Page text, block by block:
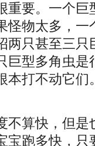
要。一个巨
怪物太多，一
两只甚至三只
巨型多角虫是
本打不动它们
算快，但是
宝跑多快，只